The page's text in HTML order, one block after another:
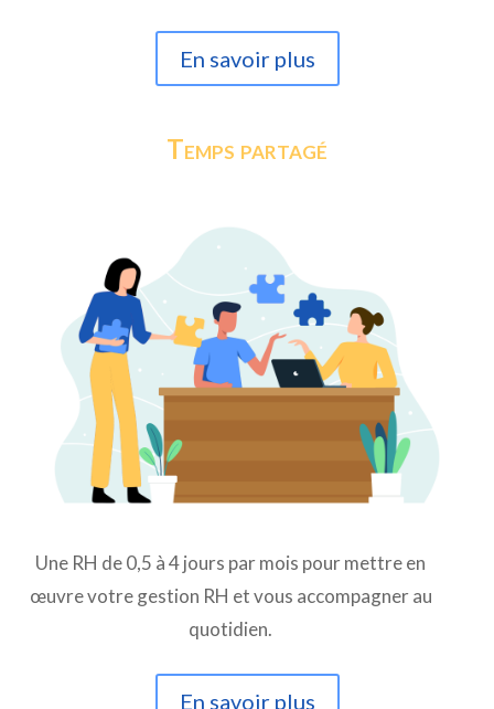
En savoir plus
Temps partagé
Une RH de 0,5 à 4 jours par mois pour mettre en
œuvre votre gestion RH et vous accompagner au
quotidien.
En savoir plus